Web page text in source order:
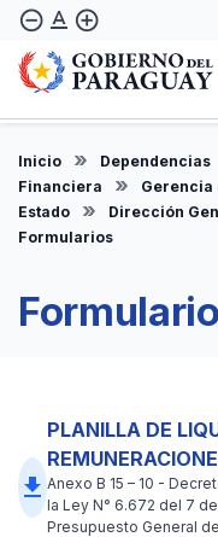
Pasar
contenido
principal
remove_circle_outline text_format add_circle_outline
Inicio Dependencias
Financiera
Gerencia
Estado
Dirección
Formularios
file_download
PLANILLA DE
Anexo B 15 – 10 -
la Ley N° 6.672 del 7
Presupuesto General